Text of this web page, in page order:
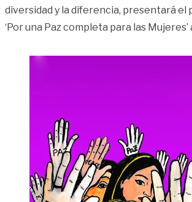
diversidad y la diferencia, presentará
‘Por una Paz completa para las